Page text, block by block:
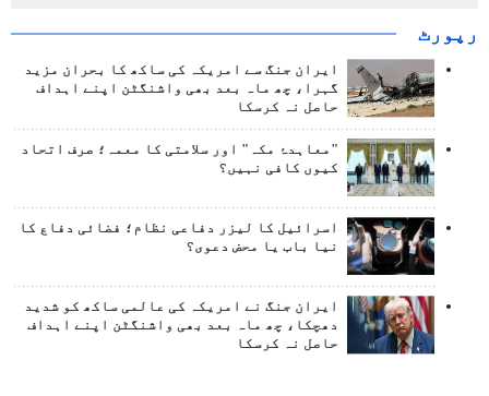
رپورٹ
ایران جنگ سے امریکہ کی ساکھ کا بحران مزید
گہرا، چھ ماہ بعد بھی واشنگٹن اپنے اہداف
حاصل نہ کرسکا
"معاہدۂ مکہ" اور سلامتی کا معمہ؛ صرف اتحاد
کیوں کافی نہیں؟
اسرائیل کا لیزر دفاعی نظام؛ فضائی دفاع کا
نیا باب یا محض دعوی؟
ایران جنگ نے امریکہ کی عالمی ساکھ کو شدید
دھچکا، چھ ماہ بعد بھی واشنگٹن اپنے اہداف
حاصل نہ کرسکا